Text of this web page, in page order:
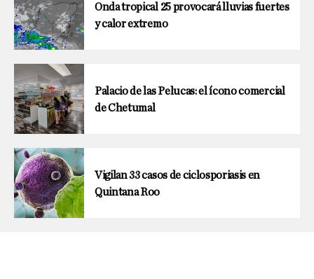
Onda tropical 25 provocará lluvias fuertes
y calor extremo
Palacio de las Pelucas: el ícono comercial
de Chetumal
Vigilan 33 casos de ciclosporiasis en
Quintana Roo